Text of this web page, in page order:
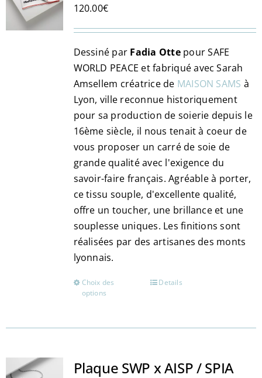
120.00€
Dessiné par Fadia Ottepour SAFE
WORLD PEACE et fabriqué avec Sarah
Amsellem créatrice de MAISON SAMS à
Lyon, ville reconnue historiquement
pour sa production de soierie depuis le
16ème siècle, il nous tenait à coeur de
vous proposer un carré de soie de
grande qualité avec l'exigence du
savoir-faire français. Agréable à porter,
ce tissu souple, d'excellente qualité,
offre un toucher, une brillance et une
souplesse uniques. Les finitions sont
réalisées par des artisanes des monts
lyonnais.
Choix des
options
Ce
plusieurs
Les
Details
Plaque SWP x AISP / SPIA